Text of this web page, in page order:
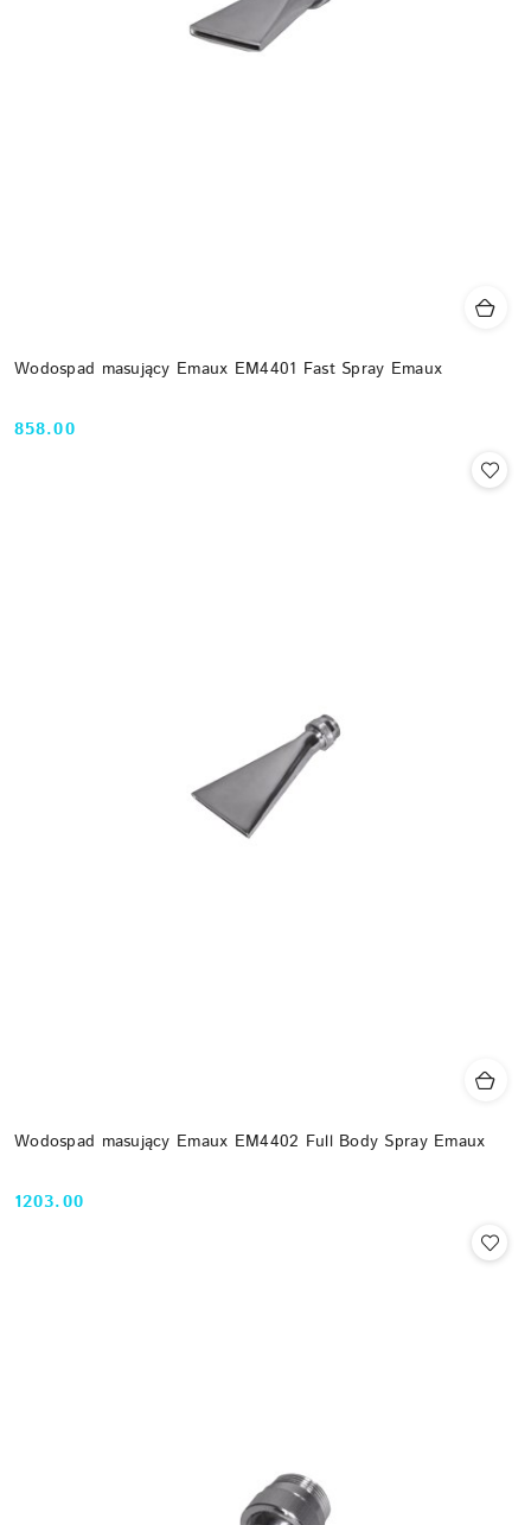
Wodospad masujący Emaux EM4401 Fast Spray Emaux
Cena:
858.00
Wodospad masujący Emaux EM4402 Full Body Spray Emaux
Cena:
1203.00